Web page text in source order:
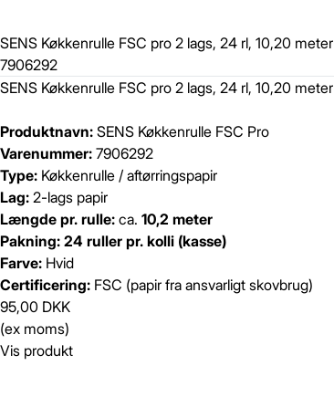
SENS Køkkenrulle FSC pro 2 lags, 24 rl, 10,20 meter
7906292
SENS Køkkenrulle FSC pro 2 lags, 24 rl, 10,20 meter
Produktnavn: SENS Køkkenrulle FSC Pro
Varenummer: 7906292
Type: Køkkenrulle / aftørringspapir
Lag: 2-lags papir
Længde pr. rulle: ca. 10,2 meter
Pakning: 24 ruller pr. kolli (kasse)
Farve: Hvid
Certificering: FSC (papir fra ansvarligt skovbrug)
95,00 DKK
(ex moms)
Vis produkt